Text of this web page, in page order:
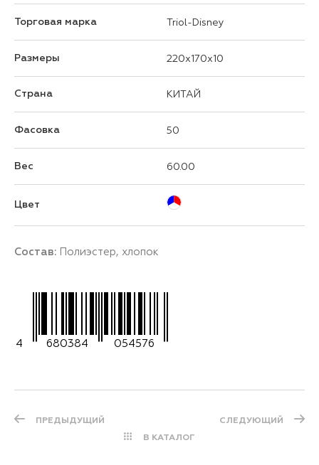
Торговая марка Triol-Disney
Размеры 220x170x10
Страна КИТАЙ
Фасовка 50
Вес 60.00
Цвет
Состав: Полиэстер, хлопок
4 680384 054576
ПРЕДЫДУЩИЙ
В КАТАЛОГ
СЛЕДУЮЩИЙ